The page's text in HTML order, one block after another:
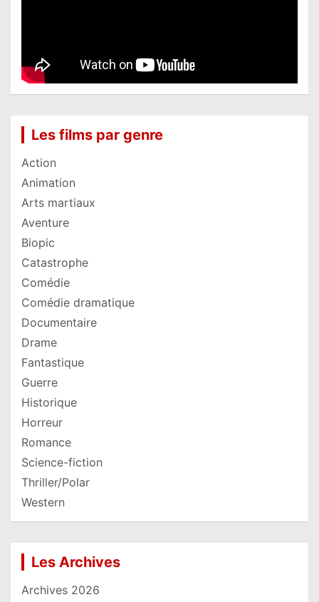
Les films par genre
Action
Animation
Arts martiaux
Aventure
Biopic
Catastrophe
Comédie
Comédie dramatique
Documentaire
Drame
Fantastique
Guerre
Historique
Horreur
Romance
Science-fiction
Thriller/Polar
Western
Les Archives
Archives 2026